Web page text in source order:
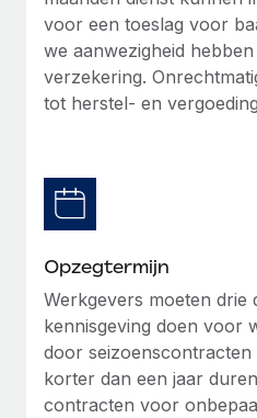
Secundaire
Eenvoudig secundaire
beheren
up op het gebied van
Meer informatie
BLOG
Productupdates van
te helpen bij het aannemen,
Meer informatie
Hoe Phiture 55
beheert met Remote
Phiture, een toonaangevende
mobiele groeiadviessector, zet
voor een toeslag voor
we aanwezigheid
verzekering.
tot herstel- en
Opzegtermijn
Werkgevers moeten drie
kennisgeving doen voor
door seizoenscontracten
korter dan een jaar
contracten voor